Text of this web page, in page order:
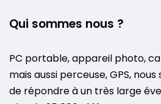
Qui sommes nous ?
PC portable, appareil photo,
mais aussi perceuse, GPS,
de répondre à un très large